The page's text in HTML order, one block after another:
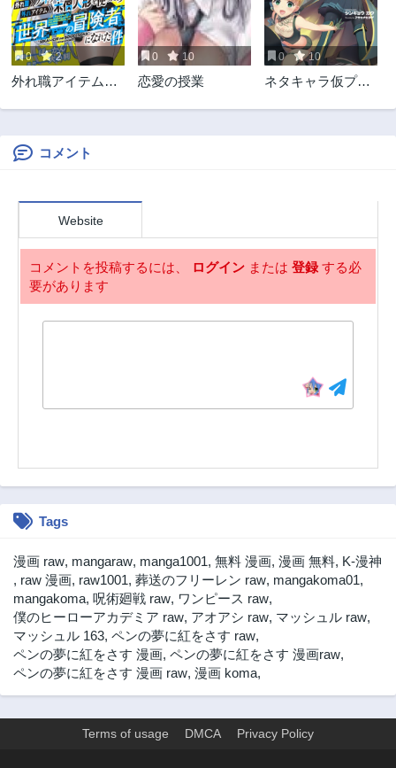
第2話
3ヶ月前
第1話
3ヶ月前
0 2
外れ職アイテムマ
ったら世界一の冒
険者になれた件
0 10
恋愛の授業
0 10
ネタキャラ仮プレ
女性の敵に認定さ
コメント
Website
コメントを投稿するには、 ログイン または 登録する必
要があります
Tags
漫画 raw, mangaraw, manga1001, 無料 漫画, 漫画 無料, K-漫神
, raw 漫画, raw1001, 葬送のフリーレン raw, mangakoma01,
mangakoma, 呪術廻戦 raw, ワンピース raw,
僕のヒーローアカデミア raw, アオアシ raw, マッシュル raw,
マッシュル 163, ペンの夢に紅をさす raw,
ペンの夢に紅をさす 漫画, ペンの夢に紅をさす 漫画raw,
ペンの夢に紅をさす 漫画 raw, 漫画 koma,
Terms of usage DMCA Privacy Policy